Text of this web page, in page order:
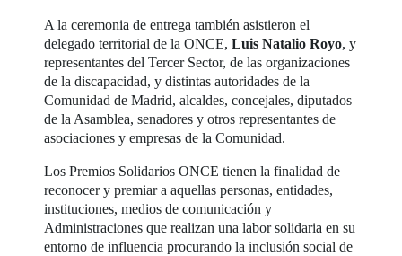
A la ceremonia de entrega también asistieron el
delegado territorial de la ONCE,Luis Natalio Royo, y
representantes del Tercer Sector, de las organizaciones
de la discapacidad, y distintas autoridades de la
Comunidad de Madrid, alcaldes, concejales, diputados
de la Asamblea, senadores y otros representantes de
asociaciones y empresas de la Comunidad.
Los Premios Solidarios ONCE tienen la finalidad de
reconocer y premiar a aquellas personas, entidades,
instituciones, medios de comunicación y
Administraciones que realizan una labor solidaria en su
entorno de influencia procurando la inclusión social de